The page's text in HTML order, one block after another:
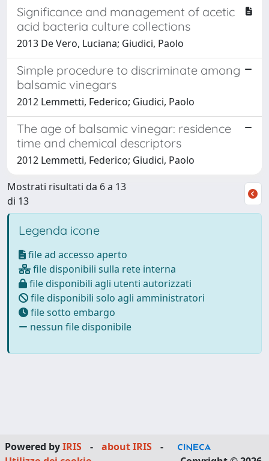
Significance and management of acetic
acid bacteria culture collections
2013 De Vero, Luciana; Giudici, Paolo
Simple procedure to discriminate among
balsamic vinegars
2012 Lemmetti, Federico; Giudici, Paolo
The age of balsamic vinegar: residence
time and chemical descriptors
2012 Lemmetti, Federico; Giudici, Paolo
Mostrati risultati da 6 a 13
di 13
Legenda icone
file ad accesso aperto
file disponibili sulla rete interna
file disponibili agli utenti autorizzati
file disponibili solo agli amministratori
file sotto embargo
nessun file disponibile
Powered byIRIS - about IRIS
-